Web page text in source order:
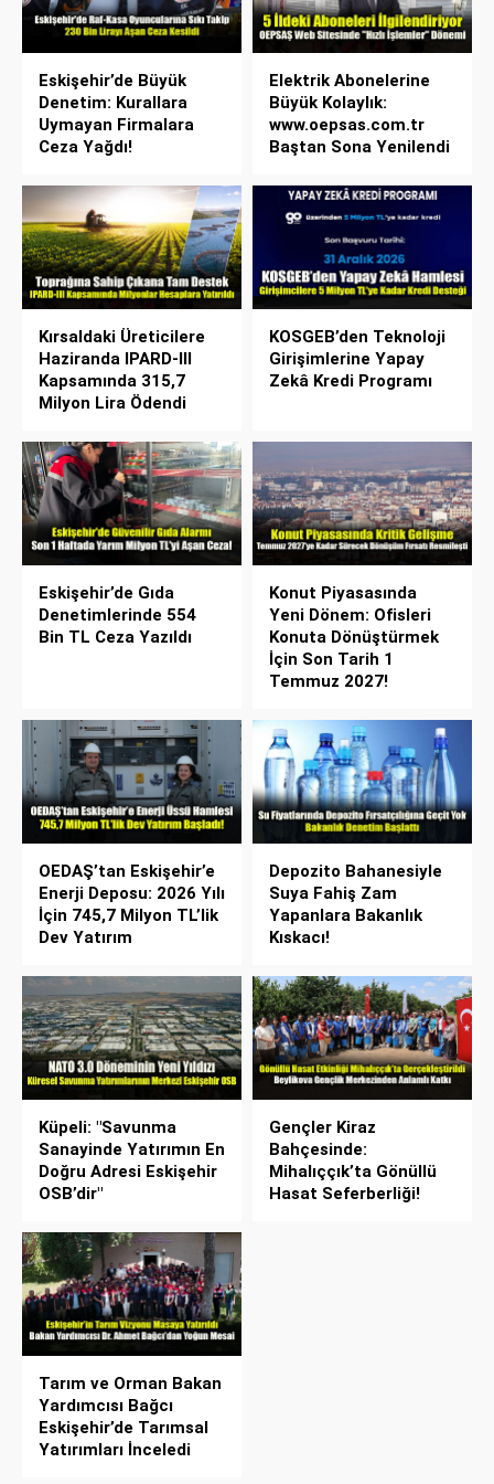
Eskişehir’de Büyük
Denetim: Kurallara
Uymayan Firmalara
Ceza Yağdı!
Elektrik Abonelerine
Büyük Kolaylık:
www.oepsas.com.tr
Baştan Sona Yenilendi
Kırsaldaki Üreticilere
Haziranda IPARD-III
Kapsamında 315,7
Milyon Lira Ödendi
KOSGEB’den Teknoloji
Girişimlerine Yapay
Zekâ Kredi Programı
Eskişehir’de Gıda
Denetimlerinde 554
Bin TL Ceza Yazıldı
Konut Piyasasında
Yeni Dönem: Ofisleri
Konuta Dönüştürmek
İçin Son Tarih 1
Temmuz 2027!
OEDAŞ’tan Eskişehir’e
Enerji Deposu: 2026 Yılı
İçin 745,7 Milyon TL’lik
Dev Yatırım
Depozito Bahanesiyle
Suya Fahiş Zam
Yapanlara Bakanlık
Kıskacı!
Küpeli: "Savunma
Sanayinde Yatırımın En
Doğru Adresi Eskişehir
OSB’dir"
Gençler Kiraz
Bahçesinde:
Mihalıççık’ta Gönüllü
Hasat Seferberliği!
Tarım ve Orman Bakan
Yardımcısı Bağcı
Eskişehir’de Tarımsal
Yatırımları İnceledi